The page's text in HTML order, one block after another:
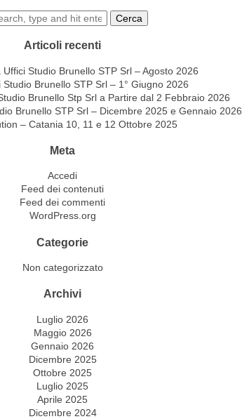
Cerca
Articoli recenti
Studio Brunello STP Srl – Agosto 2026
Brunello STP Srl – 1° Giugno 2026
Brunello Stp Srl a Partire dal 2 Febbraio 2026
Brunello STP Srl – Dicembre 2025 e Gennaio 2026
– Catania 10, 11 e 12 Ottobre 2025
Meta
Accedi
Feed dei contenuti
Feed dei commenti
WordPress.org
Categorie
Non categorizzato
Archivi
Luglio 2026
Maggio 2026
Gennaio 2026
Dicembre 2025
Ottobre 2025
Luglio 2025
Aprile 2025
Dicembre 2024